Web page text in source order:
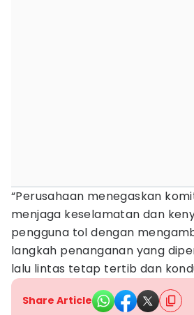
“Perusahaan menegaskan
menjaga keselamatan dan
pengguna tol dengan
langkah penanganan yang
lalu lintas tetap tertib dan
Share Article